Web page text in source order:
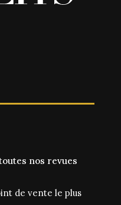
nos revues
de vente le plus